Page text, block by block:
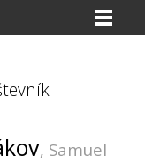
, Samuel